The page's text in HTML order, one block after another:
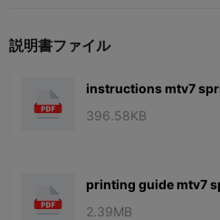
説明書ファイル
instructions mtv7
396.58KB
printing guide mtv7
2.39MB